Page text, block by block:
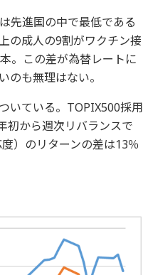
先進国の中で最低である
の成人の9割がワクチン接
。この差が為替レートに
のも無理はない。
いている。TOPIX500採用
初から週次リバランスで
）のリターンの差は13％